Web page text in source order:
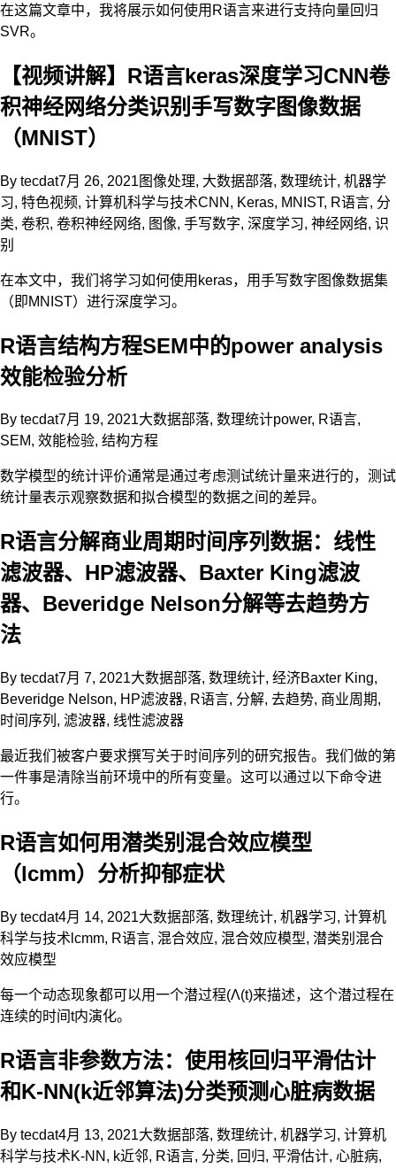
在这篇文章中，我将展示如何使用R语言来进行支持向量回归
SVR。
【视频讲解】R语言keras深度学习CNN卷
积神经网络分类识别手写数字图像数据
（MNIST）
By tecdat7月 26, 2021 图像处理, 大数据部落, 数理统计, 机器学
习, 特色视频, 计算机科学与技术CNN , Keras, MNIST, R语言, 分
类, 卷积, 卷积神经网络, 图像, 手写数字, 深度学习, 神经网络, 识
别
在本文中，我们将学习如何使用keras，用手写数字图像数据集
（即MNIST）进行深度学习。
R语言结构方程SEM中的power analysis
效能检验分析
By tecdat7月 19, 2021大数据部落, 数理统计power, R语言,
SEM, 效能检验, 结构方程
数学模型的统计评价通常是通过考虑测试统计量来进行的，测试
统计量表示观察数据和拟合模型的数据之间的差异。
R语言分解商业周期时间序列数据：线性
滤波器、HP滤波器、Baxter King滤波
器、Beveridge Nelson分解等去趋势方
法
By tecdat7月 7, 2021大数据部落, 数理统计, 经济Baxter King,
Beveridge Nelson, HP滤波器, R语言, 分解, 去趋势, 商业周期,
时间序列 , 滤波器, 线性滤波器
最近我们被客户要求撰写关于时间序列的研究报告。我们做的第
一件事是清除当前环境中的所有变量。这可以通过以下命令进
行。
R语言如何用潜类别混合效应模型
（lcmm）分析抑郁症状
By tecdat4月 14, 2021大数据部落, 数理统计, 机器学习, 计算机
科学与技术 lcmm, R语言, 混合效应, 混合效应模型, 潜类别混合
效应模型
每一个动态现象都可以用一个潜过程(Λ(t)来描述，这个潜过程在
连续的时间t内演化。
R语言非参数方法：使用核回归平滑估计
和K-NN(k近邻算法)分类预测心脏病数据
By tecdat4月 13, 2021大数据部落, 数理统计, 机器学习, 计算机
科学与技术K-NN , k近邻, R语言, 分类, 回归, 平滑估计, 心脏病,